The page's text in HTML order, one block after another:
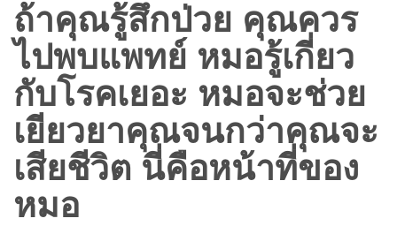
ถ้าคุณรู้สึกป่วย คุณควร
ไปพบแพทย์ หมอรู้เกี่ยว
กับโรคเยอะ หมอจะช่วย
เยียวยาคุณจนกว่าคุณจะ
เสียชีวิต นี่คือหน้าที่ของ
หมอ